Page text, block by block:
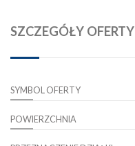
SZCZEGÓŁY OFERTY
SYMBOL OFERTY
POWIERZCHNIA